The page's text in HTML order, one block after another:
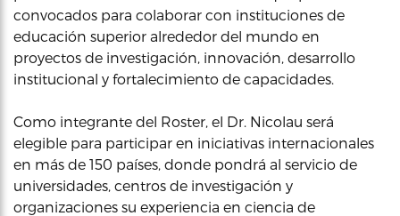
convocados para colaborar con instituciones de
educación superior alrededor del mundo en
proyectos de investigación, innovación, desarrollo
institucional y fortalecimiento de capacidades.
Como integrante del Roster, el Dr. Nicolau será
elegible para participar en iniciativas internacionales
en más de 150 países, donde pondrá al servicio de
universidades, centros de investigación y
organizaciones su experiencia en ciencia de